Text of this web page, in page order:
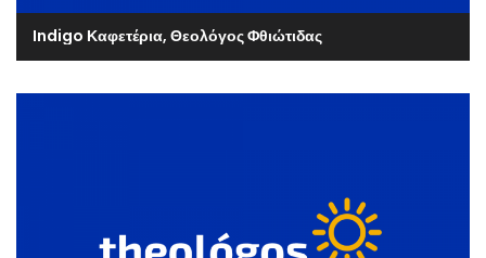
Indigo Καφετέρια, Θεολόγος Φθιώτιδας